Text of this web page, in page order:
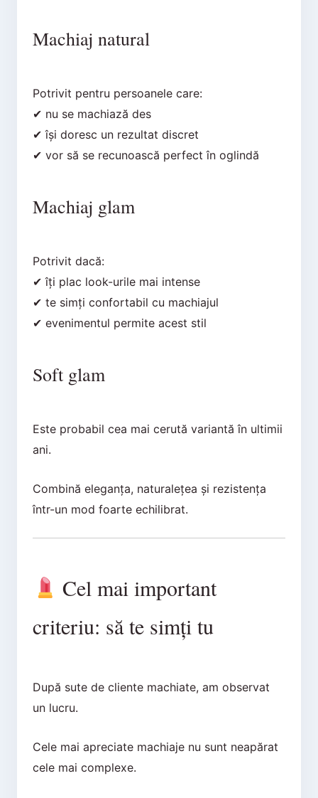
Machiaj natural
Potrivit pentru persoanele care:
✔ nu se machiază des
✔ își doresc un rezultat discret
✔ vor să se recunoască perfect în oglindă
Machiaj glam
Potrivit dacă:
✔ îți plac look-urile mai intense
✔ te simți confortabil cu machiajul
✔ evenimentul permite acest stil
Soft glam
Este probabil cea mai cerută variantă în ultimii
ani.
Combină eleganța, naturalețea și rezistența
într-un mod foarte echilibrat.
Cel mai important
criteriu: să te simți tu
După sute de cliente machiate, am observat
un lucru.
Cele mai apreciate machiaje nu sunt neapărat
cele mai complexe.